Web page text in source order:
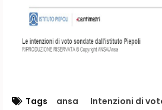
Tags ansa Intenzioni di